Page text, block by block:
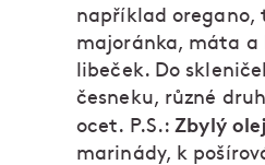
například oregano,
majoránka, máta a
libeček. Do
česneku, různé
ocet. P.S.:Zbylý olej
marinády, k